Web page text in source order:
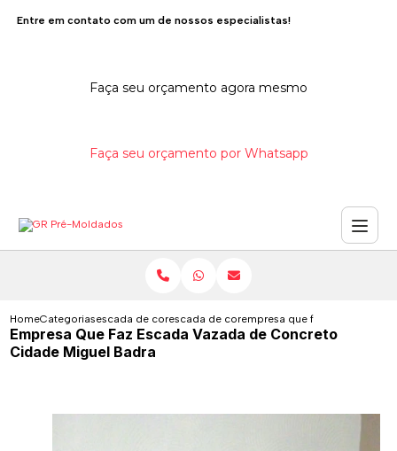
Entre em contato com um de nossos especialistas!
Faça seu orçamento agora mesmo
Faça seu orçamento por Whatsapp
HomeCategoriasescada de concretoescada de concreto com viga central
empresa que faz escada
Empresa Que Faz Escada Vazada de Concreto
Cidade Miguel Badra